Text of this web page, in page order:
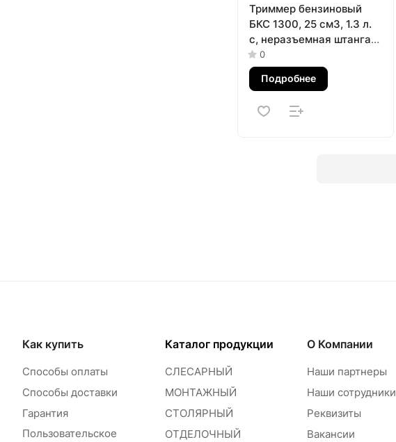
Триммер бензиновый
БКС 1300, 25 см3, 1.3 л.
с, неразъемная штанга,
состоит из 2 частей
Сибртех
0
Подробнее
Как купить
Способы оплаты
Способы доставки
Гарантия
Пользовательское
Каталог продукции
СЛЕСАРНЫЙ
МОНТАЖНЫЙ
СТОЛЯРНЫЙ
ОТДЕЛОЧНЫЙ
О Компании
Наши партнеры
Наши сотрудники
Реквизиты
Вакансии